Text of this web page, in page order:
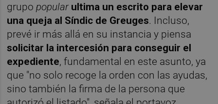
grupopopular ultima un escrito para elevar
una queja al Síndic de Greuges. Incluso,
prevé ir más allá en su instancia y piensa
solicitar la intercesión para conseguir el
expediente, fundamental en este asunto, ya
que "no solo recoge la orden con las ayudas,
sino también la firma de la persona que